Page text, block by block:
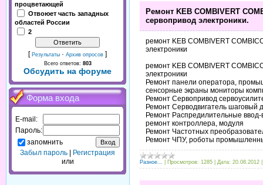
процветающей
Отвоюет часть западных
областей России
2
[ Результаты · Архив опросов ]
Всего ответов: 803
Обсудить на форуме
Форма входа
E-mail:
Пароль:
запомнить
Забыл пароль
Регистрация
или
Ремонт KEB COMBIVERT
сервопривод электроники.
ремонт KEB COMBIVERT
электроники
ремонт KEB COMBIVERT
электроники
Ремонт панели оператора,
сенсорные экраны мониторы
Ремонт Сервопривод
Ремонт Серводвигатель шаговый
Ремонт Распредилительные
ремонт контроллера, модуля
Ремонт Частотных
Ремонт ЧПУ, роботы
Разное... Просмотров: 1285 Дата: 20.08.2012